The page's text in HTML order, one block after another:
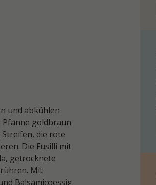
und abkühlen
Pfanne goldbraun
die rote
Die Fusilli mit
getrocknete
Mit
Balsamicoessig